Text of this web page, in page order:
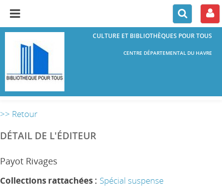
CULTURE ET BIBLIOTHÈQUES POUR TOUS
CENTRE DÉPARTEMENTAL DU HAVRE
>> Retour
DÉTAIL DE L'ÉDITEUR
Payot Rivages
Collections rattachées : Spécial suspense